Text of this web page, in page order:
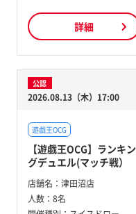
詳細
公認
2026.08.13（木）17:00
遊戯王OCG
【遊戯王OCG】ランキン
グデュエル(マッチ戦）
店舗名： 津田沼店
人数： 8名